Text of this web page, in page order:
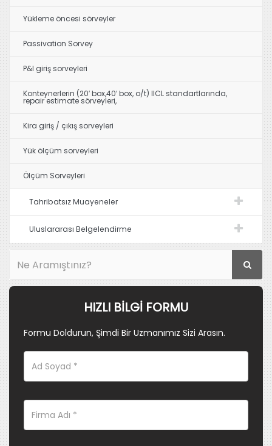
Yükleme öncesi sörveyler
Passivation Sorvey
P&I giriş sorveyleri
Konteynerlerin (20′ box,40′ box, o/t) IICL standartlarında,
repair estimate sörveyleri,
Kira giriş / çıkış sorveyleri
Yük ölçüm sorveyleri
Ölçüm Sorveyleri
Tahribatsız Muayeneler
Uluslararası Belgelendirme
HIZLI BILGI FORMU
Formu Doldurun, Şimdi Bir Uzmanımız Sizi Arasın.